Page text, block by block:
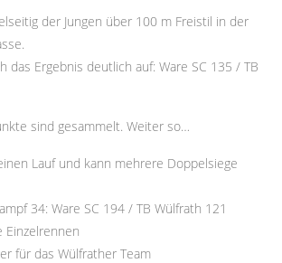
der Jungen über 100 m Freistil in der
das Ergebnis deutlich auf: Ware SC 135 / TB
sind gesammelt. Weiter so…
Lauf und kann mehrere Doppelsiege
34: Ware SC 194 / TB Wülfrath 121
Einzelrennen
für das Wülfrather Team